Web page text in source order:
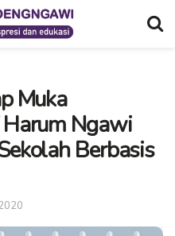
Muka
Ngawi
Berbasis